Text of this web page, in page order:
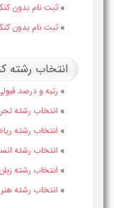
نام بدون کنکور دانشگاه های
نام بدون کنکور دانشگاه
رشته کنکور سراسری
و درصد قبولی
رشته تجربی
رشته ریاضی
رشته انسانی
رشته زبان
رشته هنر